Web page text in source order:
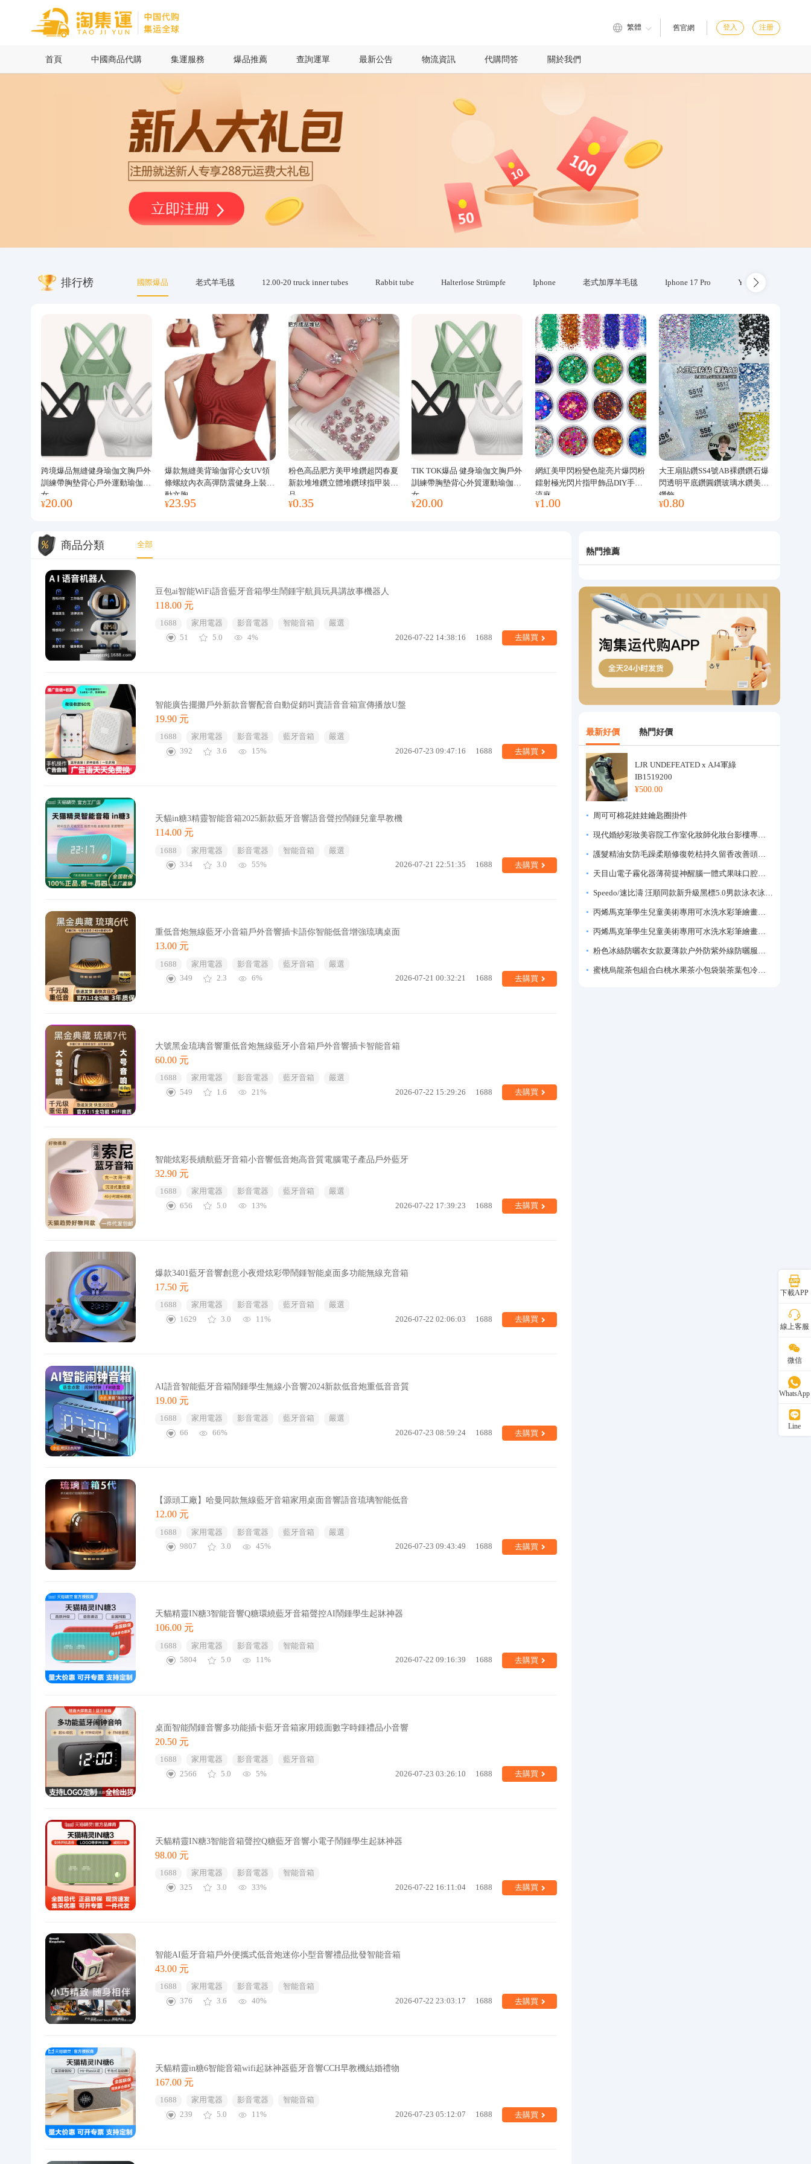
繁體 舊官網 登入 注册
首頁 中國商品代購 集運服務 爆品推薦 查詢運單 最新公告 物流資訊 代購問答 關於我們
排行榜 國際爆品 老式羊毛毯 12.00-20 truck inner tubes Rabbit tube Halterlose Strümpfe Iphone 老式加厚羊毛毯 Iphone 17 Pro Yubikey
跨境爆品無縫健身瑜伽文胸戶外
訓練帶胸墊背心戶外運動瑜伽服
女
¥20.00
爆款無縫美背瑜伽背心女UV領
條螺紋內衣高彈防震健身上裝運
動文胸
¥23.95
粉色高品肥方美甲堆鑽超閃春夏
新款堆堆鑽立體堆鑽球指甲裝飾
品
¥0.35
TIK TOK爆品 健身瑜伽文胸戶外
訓練帶胸墊背心外貿運動瑜伽服
女
¥20.00
網紅美甲閃粉變色龍亮片爆閃粉
鐳射極光閃片指甲飾品DIY手工
流麻
¥1.00
大王扇貼鑽SS4號AB裸鑽鑽石爆
閃透明平底鑽圓鑽玻璃水鑽美甲
鑽飾
¥0.80
商品分類 全部
豆包ai智能WiFi語音藍牙音箱學生鬧鍾宇航員玩具講故事機器人
118.00 元
1688 家用電器 影音電器 智能音箱
嚴選
51
5.0 4% 2026-07-22 14:38:16 1688 去購買
智能廣告擺攤戶外新款音響配音自動促銷叫賣語音音箱宣傳播放U盤
19.90 元
1688 家用電器 影音電器 藍牙音箱
嚴選
392
3.6 15% 2026-07-23 09:47:16 1688 去購買
天貓in糖3精靈智能音箱2025新款藍牙音響語音聲控鬧鍾兒童早教機
114.00 元
1688 家用電器 影音電器 智能音箱
嚴選
334
3.0 55% 2026-07-21 22:51:35 1688 去購買
重低音炮無線藍牙小音箱戶外音響插卡語你智能低音增強琉璃桌面
13.00 元
1688 家用電器 影音電器 藍牙音箱
嚴選
349
2.3 6% 2026-07-21 00:32:21 1688 去購買
大號黑金琉璃音響重低音炮無線藍牙小音箱戶外音響插卡智能音箱
60.00 元
1688 家用電器 影音電器 藍牙音箱
嚴選
549
1.6 21% 2026-07-22 15:29:26 1688 去購買
智能炫彩長續航藍牙音箱小音響低音炮高音質電腦電子產品戶外藍牙
32.90 元
1688 家用電器 影音電器 藍牙音箱
嚴選
656
5.0 13% 2026-07-22 17:39:23 1688 去購買
爆款3401藍牙音響創意小夜燈炫彩帶鬧鍾智能桌面多功能無線充音箱
17.50 元
1688 家用電器 影音電器 藍牙音箱
嚴選
1629
3.0 11% 2026-07-22 02:06:03 1688 去購買
AI語音智能藍牙音箱鬧鍾學生無線小音響2024新款低音炮重低音音質
19.00 元
1688 家用電器 影音電器 藍牙音箱
嚴選
66
66% 2026-07-23 08:59:24 1688 去購買
【源頭工廠】哈曼同款無線藍牙音箱家用桌面音響語音琉璃智能低音
12.00 元
1688 家用電器 影音電器 藍牙音箱
嚴選
9807
3.0 45% 2026-07-23 09:43:49 1688 去購買
天貓精靈IN糖3智能音響Q糖環繞藍牙音箱聲控AI鬧鍾學生起牀神器
106.00 元
1688 家用電器 影音電器
智能音箱
5804
5.0 11% 2026-07-22 09:16:39 1688 去購買
桌面智能鬧鍾音響多功能插卡藍牙音箱家用鏡面數字時鍾禮品小音響
20.50 元
1688 家用電器 影音電器
藍牙音箱
2566
5.0 5% 2026-07-23 03:26:10 1688 去購買
天貓精靈IN糖3智能音箱聲控Q糖藍牙音響小電子鬧鍾學生起牀神器
98.00 元
1688 家用電器 影音電器
智能音箱
325
3.0 33% 2026-07-22 16:11:04 1688 去購買
智能AI藍牙音箱戶外便攜式低音炮迷你小型音響禮品批發智能音箱
43.00 元
1688 家用電器 影音電器
智能音箱
376
3.6 40% 2026-07-22 23:03:17 1688 去購買
天貓精靈in糖6智能音箱wifi起牀神器藍牙音響CCH早教機結婚禮物
167.00 元
1688 家用電器 影音電器
智能音箱
239
5.0 11% 2026-07-23 05:12:07 1688 去購買
熱門推薦
最新好價 熱門好價
LJR UNDEFEATED x AJ4軍綠
IB1519200
¥500.00
周可可棉花娃娃鑰匙圈掛件
現代婚紗彩妝美容院工作室化妝師化妝台影樓專業化妝師專用梳妝台
護髮精油女防毛躁柔順修復乾枯持久留香改善頭髮毛躁柔順劑神器
天目山電子霧化器薄荷提神醒腦一體式果味口腔噴霧吸入式戒煙神器
Speedo/速比濤 汪順同款新升級黑標5.0男款泳衣泳褲溫泉游泳套裝
丙烯馬克筆學生兒童美術專用可水洗水彩筆繪畫彩色塗鴉畫筆不透色可疊色防水手繪diy丙烯顏料筆水性填色筆
丙烯馬克筆學生兒童美術專用可水洗水彩筆繪畫彩色塗鴉畫筆不透色可疊色防水手繪diy丙烯顏料筆水性填色筆
粉色冰絲防曬衣女款夏薄款户外防紫外線防曬服修身緊身短外套上衣
蜜桃烏龍茶包組合白桃水果茶小包袋裝茶葉包冷泡茶泡水喝的東西
下載APP
線上客服
微信
WhatsApp
Line